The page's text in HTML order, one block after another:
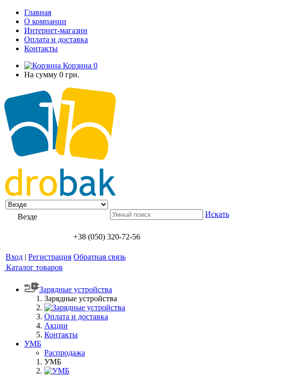
Главная
О компании
Интернет-магазин
Оплата и доставка
Контакты
Корзина 0
На сумму 0 грн.
Везде Искать
+38 (050) 320-72-56
Вход | Регистрация Обратная связь
Каталог товаров
Зарядные устройства
Зарядные устройства
Оплата и доставка
Акции
Контакты
УМБ
Распродажа
УМБ